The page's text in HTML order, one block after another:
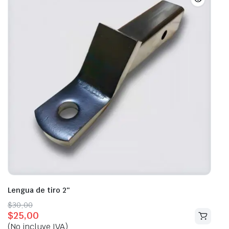
Lengua de tiro 2″
$30,00
Original
price
$25,00
Current
price
(No incluye IVA)